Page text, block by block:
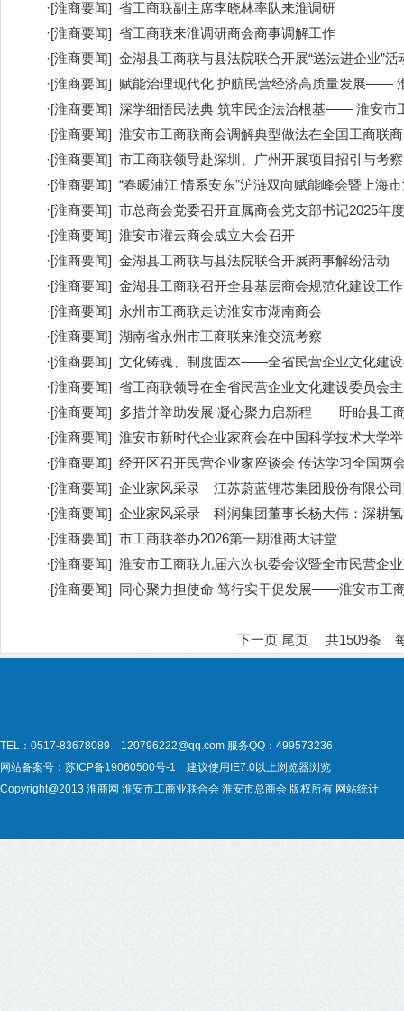
·[淮商要闻] 省工商联副主席李晓林率队来淮调研
·[淮商要闻] 省工商联来淮调研商会商事调解工作
·[淮商要闻] 金湖县工商联与县法院联合开展“送法进企业”活
·[淮商要闻] 赋能治理现代化 护航民营经济高质量发展——
·[淮商要闻] 深学细悟民法典 筑牢民企法治根基—— 淮安市
·[淮商要闻] 淮安市工商联商会调解典型做法在全国工商联
·[淮商要闻] 市工商联领导赴深圳、广州开展项目招引与考
·[淮商要闻] “春暖浦江 情系安东”沪涟双向赋能峰会暨上海
·[淮商要闻] 市总商会党委召开直属商会党支部书记2025年
·[淮商要闻] 淮安市灌云商会成立大会召开
·[淮商要闻] 金湖县工商联与县法院联合开展商事解纷活动
·[淮商要闻] 金湖县工商联召开全县基层商会规范化建设工
·[淮商要闻] 永州市工商联走访淮安市湖南商会
·[淮商要闻] 湖南省永州市工商联来淮交流考察
·[淮商要闻] 文化铸魂、制度固本——全省民营企业文化建
·[淮商要闻] 省工商联领导在全省民营企业文化建设委员会
·[淮商要闻] 多措并举助发展 凝心聚力启新程——盱眙县工
·[淮商要闻] 淮安市新时代企业家商会在中国科学技术大学
·[淮商要闻] 经开区召开民营企业家座谈会 传达学习全国两
·[淮商要闻] 企业家风采录｜江苏蔚蓝锂芯集团股份有限公
·[淮商要闻] 企业家风采录｜科润集团董事长杨大伟：深耕
·[淮商要闻] 市工商联举办2026第一期淮商大讲堂
·[淮商要闻] 淮安市工商联九届六次执委会议暨全市民营企
·[淮商要闻] 同心聚力担使命 笃行实干促发展——淮安市工
下一页 尾页 共1509条
TEL：0517-83678089 120796222@qq.com 服务QQ：499573236
网站备案号： 苏ICP备19060500号-1
建议使用IE7.0以上浏览器浏览
Copyright@2013 淮商网 淮安市工商业联合会 淮安市总商会 版权所有 网站统计